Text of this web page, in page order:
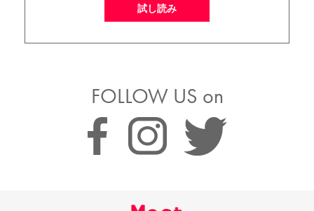
試し読み
FOLLOW US on